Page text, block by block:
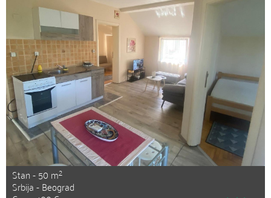
Stan - 50 m2
Srbija - Beograd